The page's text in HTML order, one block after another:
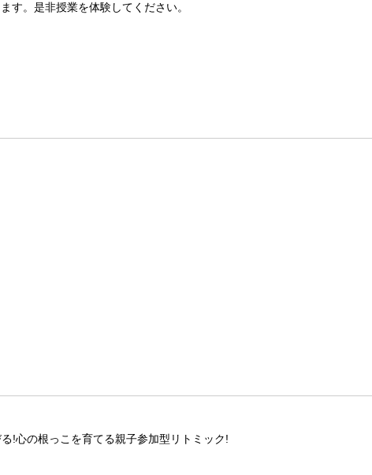
す。是非授業を体験してください。
!心の根っこを育てる親子参加型リトミック!